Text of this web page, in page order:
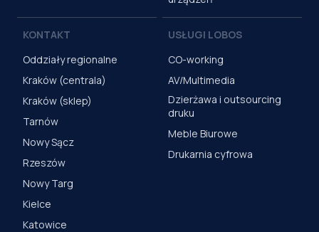
KONTAKT
Oddziały regionalne
Kraków (centrala)
Kraków (sklep)
Tarnów
Nowy Sącz
Rzeszów
Nowy Targ
Kielce
Katowice
USŁUGI LOBOS
CO-working
AV/Multimedia
Dzierżawa i outsourcing
druku
Meble Biurowe
Drukarnia cyfrowa